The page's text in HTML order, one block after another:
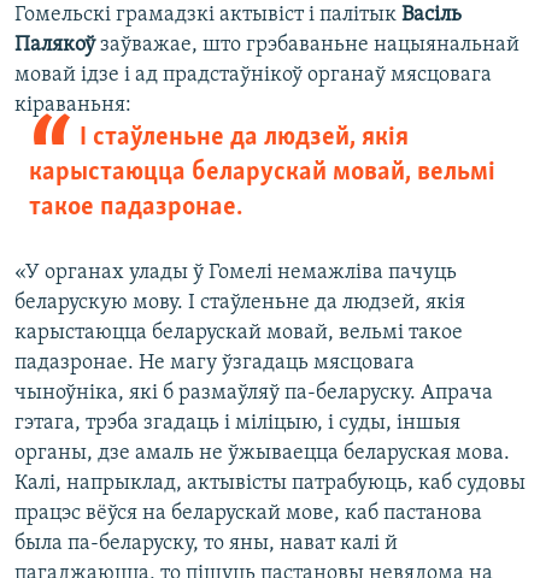
Гомельскі грамадзкі актывіст і палітык Васіль
Палякоўзаўважае, што грэбаваньне нацыянальнай
мовай ідзе і ад прадстаўнікоў органаў мясцовага
кіраваньня:
І стаўленьне да людзей, якія
карыстаюцца беларускай мовай, вельмі
такое падазронае.
«У органах улады ў Гомелі немажліва пачуць
беларускую мову. І стаўленьне да людзей, якія
карыстаюцца беларускай мовай, вельмі такое
падазронае. Не магу ўзгадаць мясцовага
чыноўніка, які б размаўляў па-беларуску. Апрача
гэтага, трэба згадаць і міліцыю, і суды, іншыя
органы, дзе амаль не ўжываецца беларуская мова.
Калі, напрыклад, актывісты патрабуюць, каб судовы
працэс вёўся на беларускай мове, каб пастанова
была па-беларуску, то яны, нават калі й